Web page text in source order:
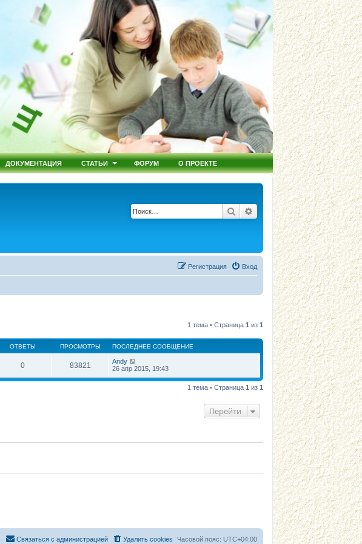
ДОКУМЕНТАЦИЯ СТАТЬИ ФОРУМ О ПРОЕКТЕ
Поиск Расширенный поиск
Вход
Регистрация
1 тема • Страница 1 из 1
ОТВЕТЫ ПРОСМОТРЫ ПОСЛЕДНЕЕ СООБЩЕНИЕ
0 83821
Andy
26 апр 2015, 19:43
1 тема • Страница 1 из 1
Перейти
Часовой пояс: UTC+04:00
Удалить cookies
Связаться с администрацией